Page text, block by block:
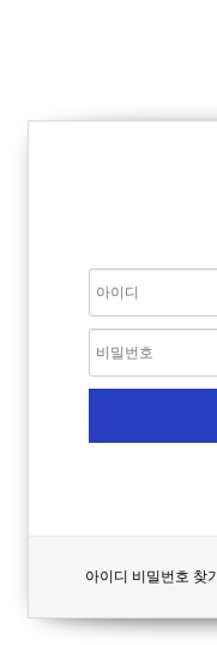
아이디 비밀번호 찾